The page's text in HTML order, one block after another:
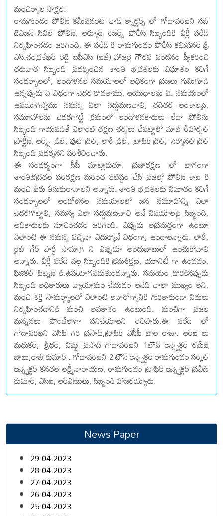
మంచిర్యాల సాక్షర:
రామగుండం పోలీస్ కమీషనరెట్ హెడ్ క్వార్టర్స్ లో గోదావరిఖని సబ్
డివిజన్ సివిల్ పోలీస్, ఆర్మూడ్ రిజర్వ్ పోలీస్ సిబ్బందికి వీక్లీ పరేడ్
నిర్వహించడం జరిగింది. ఈ పరేడ్ కి రామగుండం పోలీస్ కమిషనర్ శ్రీ
ఎస్.చంద్రశేఖర్ రెడ్డి ఐపీఎస్ (ఐజీ) హాజరై గౌరవ వందనం స్వీకరించి
తరువాత సిబ్బంది ప్రదర్శించిన శాంతి భద్రతలకు విఘాతం కలిగే
సందర్భాలలో, ఆందోళనల సమయాలలో అధికంగా ప్రజలు గుమిగూడి
ఉన్నప్పుడు ఏ విధంగా చెదర కొడతాము, ఆయుధాలను ఏ. సమయంలో
ఉపయోగిస్తాము సమస్య ఏలా సద్దుమణచాలి, తదితర అంశాలపై,
సమూహాలను చెదరగొట్టే క్రమంలో ఆందోళనకారులు లేదా పోలీసు
సిబ్బంది గాయపడితే ఎలాంటి తక్షణ చర్యలు చేపట్టాలో మాబ్ రీహార్సల్
ప్రాక్టీస్, ఆర్మ్స్ డ్రిల్, ఫుట్ డ్రిల్, లాఠీ డ్రిల్, ట్రాఫిక్ డ్రిల్, సెర్మొనల్ డ్రిల్
సిబ్బంది ప్రదర్శనని పరిశీలించారు.
ఈ సందర్బంగా సీపీ మాట్లాడుతూ. ప్రజారక్షణ లో భాగంగా
శాంతిభద్రతల పరిరక్షణ మరింత పటిష్టం చేసి ప్రజల్లో పోలీస్ శాఖ కి
మంచి పేరు తీసుకురావాలని అన్నారు. శాంతి భద్రతలకు విఘాతం కలిగే
సందర్భాలలో ఆందోళనల సమయాలలో జన సమూహాన్ని ఎలా
చెదరగొట్టాలి, సమస్య ఎలా సద్దుమణచాలి అనే విషయాలఫై సిబ్బంది,
అధికారులకు సూచించడం జరిగింది. ఎప్పుడు అప్రమత్తంగా ఉంటూ
ఏలాంటి ఈ సమస్య వచ్చినా ఎదుర్కొనే విధంగా, ఉండాలన్నారు. లాఠీ,
రైట్ గేర్ పార్టీ సామాగ్రి ని ఎప్పుడూ అందుబాటులో ఉంచుకోవాలి
అన్నారు. వీక్లీ పరేడ్ వల్ల సిబ్బందికి క్రమశిక్షణ, యూనిటీ గా ఉండడం,
ఫిజికల్ ఫిట్నెస్ కి.ఉపయోగపడుతుందన్నారు. సమయం దొరికినప్పుడు
సిబ్బంది అధికారులు వ్యాయామం చేయడం అనేది చాలా ముఖ్యం అని,
మంచి శక్తి సామర్థ్యాలతో ఎలాంటి అనారోగ్యానికి గురికాకుండా విదులు
నిర్వహించడానికి మంచి అవకాశం ఉంటుంది. మంచిగా ప్రజల
మన్ననలు పొందేలాగా పనిచేయాలని తెలిపారు.ఈ పరేడ్ లో
గోదావరిఖని ఏసిపి గిరి ప్రసాద్,ట్రాఫిక్ ఏసీపీ బాల రాజు, ఆర్ఐ లు
మధుకర్, శ్రీధర్, విష్ణు ప్రసాద్ గోదావరిఖని 1టౌన్ ఇన్స్పెక్టర్ రమేష్
బాబు,రాజ్ కుమార్ , గోదావరిఖని 2 టౌన్ ఇన్స్పెక్టర్ రామగుండం సర్కిల్
ఇన్స్పెక్టర్ కనతల లక్ష్మీనారాయణ, రామగుండం ట్రాఫిక్ ఇన్స్పెక్టర్ ప్రవీణ్
కుమార్, ఎస్ఐ, ఆర్ఎస్ఐలు, సిబ్బంది హాజరయ్యారు.
News Paper
29-04-2023
28-04-2023
27-04-2023
26-04-2023
25-04-2023